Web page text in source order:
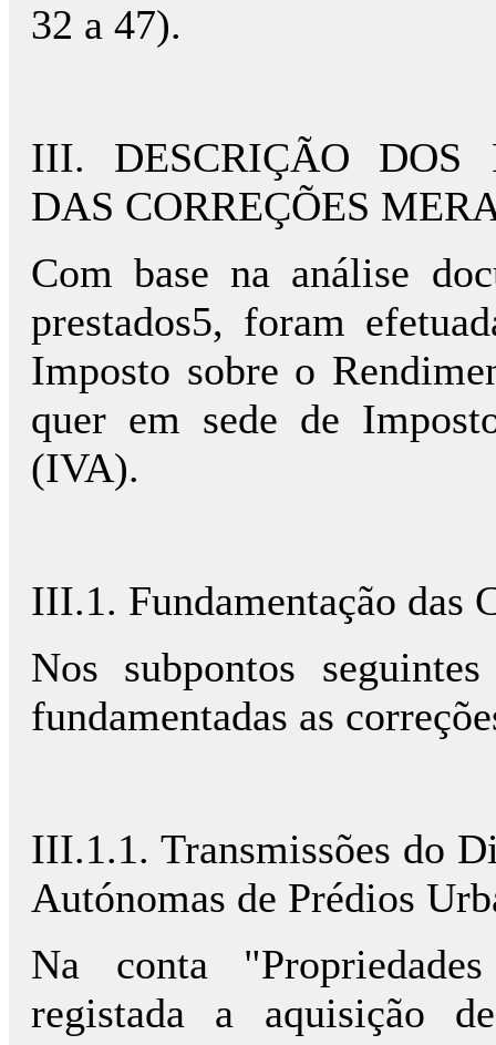
32 a 47).
III. DESCRIÇÃO DOS
DAS CORREÇÕES
Com base na análise
prestados5, foram
Imposto sobre o
quer em sede de
(IVA).
III.1. Fundamentação das
Nos subpontos
fundamentadas as
III.1.1. Transmissões do
Autónomas de Prédios
Na conta
registada a aquisição